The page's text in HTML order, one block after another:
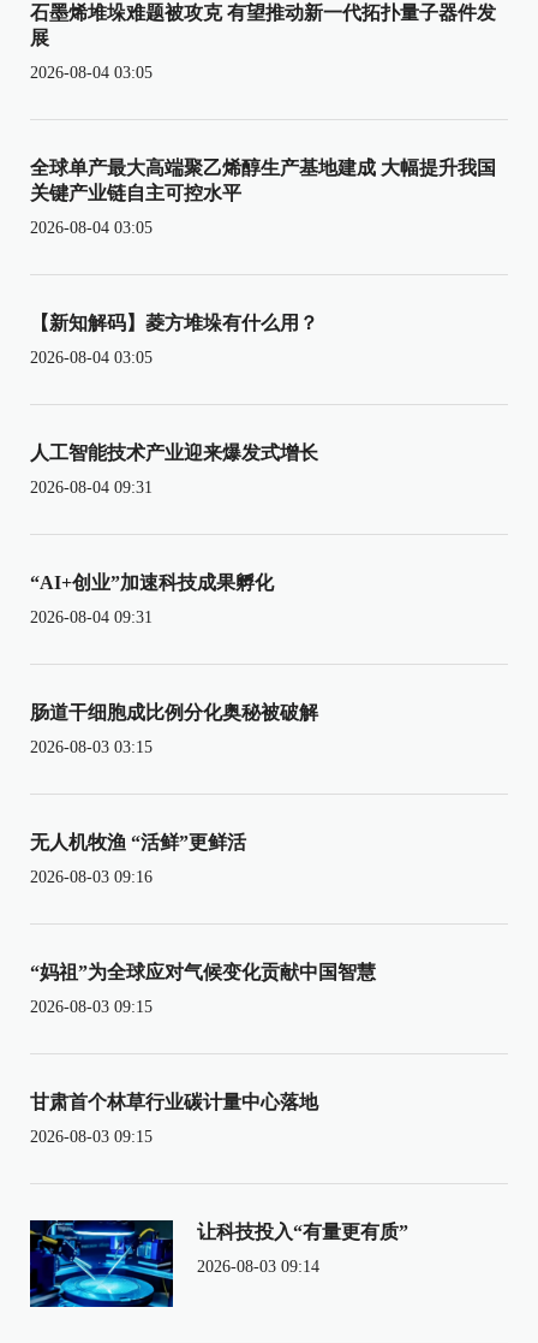
石墨烯堆垛难题被攻克 有望推动新一代拓扑量子器件发
展
2026-08-04 03:05
全球单产最大高端聚乙烯醇生产基地建成 大幅提升我国
关键产业链自主可控水平
2026-08-04 03:05
【新知解码】菱方堆垛有什么用？
2026-08-04 03:05
人工智能技术产业迎来爆发式增长
2026-08-04 09:31
“AI+创业”加速科技成果孵化
2026-08-04 09:31
肠道干细胞成比例分化奥秘被破解
2026-08-03 03:15
无人机牧渔 “活鲜”更鲜活
2026-08-03 09:16
“妈祖”为全球应对气候变化贡献中国智慧
2026-08-03 09:15
甘肃首个林草行业碳计量中心落地
2026-08-03 09:15
让科技投入“有量更有质”
2026-08-03 09:14